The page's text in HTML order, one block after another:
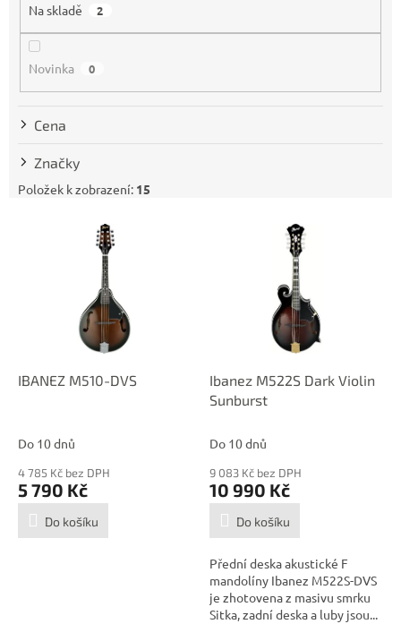
Na skladě 2
Novinka 0
Cena
Značky
Položek k zobrazení: 15
IBANEZ M510-DVS
Do 10 dnů
4 785 Kč bez DPH
5 790 Kč
Do košíku
Ibanez M522S Dark Violin
Sunburst
Do 10 dnů
9 083 Kč bez DPH
10 990 Kč
Do košíku
Přední deska akustické F
mandolíny Ibanez M522S-DVS
je zhotovena z masivu smrku
Sitka, zadní deska a luby jsou...